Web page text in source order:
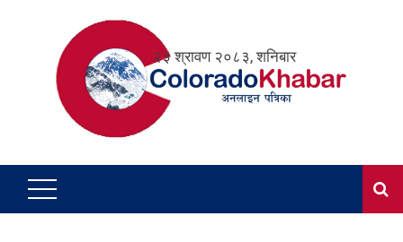
२३ श्रावण २०८३, शनिबार